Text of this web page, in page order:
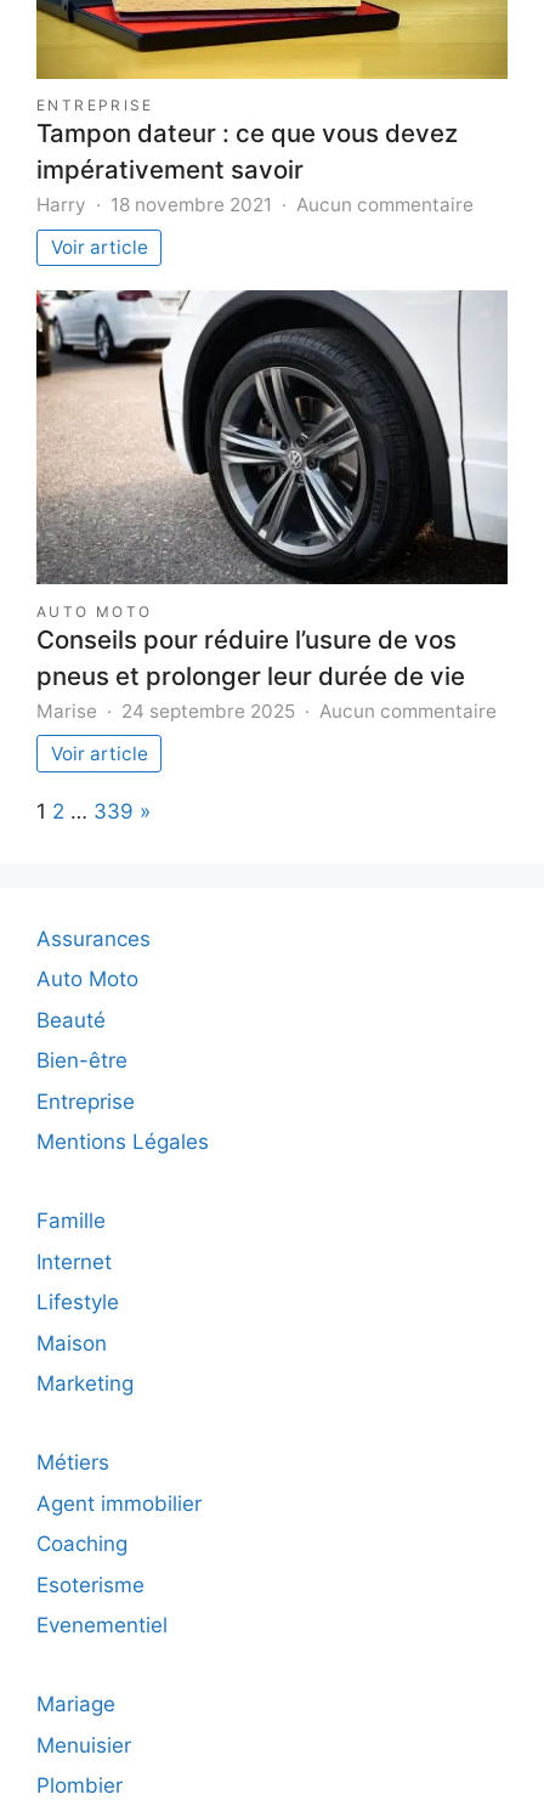
ENTREPRISE
Tampon dateur : ce que vous devez
impérativement savoir
Harry 18 novembre 2021 Aucun commentaire
savoir
Voir article
AUTO MOTO
Conseils pour réduire l’usure de vos
pneus et prolonger leur durée de vie
Marise 24 septembre 2025 Aucun commentaire
Voir article
Page:
1 2 … 339 Next
»
Assurances
Auto Moto
Beauté
Bien-être
Entreprise
Mentions Légales
Famille
Internet
Lifestyle
Maison
Marketing
Métiers
Agent immobilier
Coaching
Esoterisme
Evenementiel
Mariage
Menuisier
Plombier